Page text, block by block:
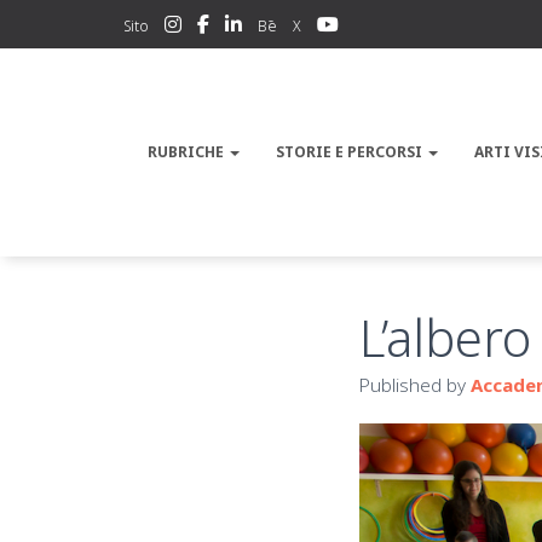
Sito Bē X
RUBRICHE STORIE E PERCORSI ARTI
Published by